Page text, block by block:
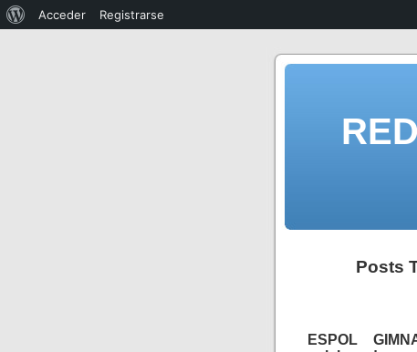
Posts
ESPOL
Acceder Registrarse